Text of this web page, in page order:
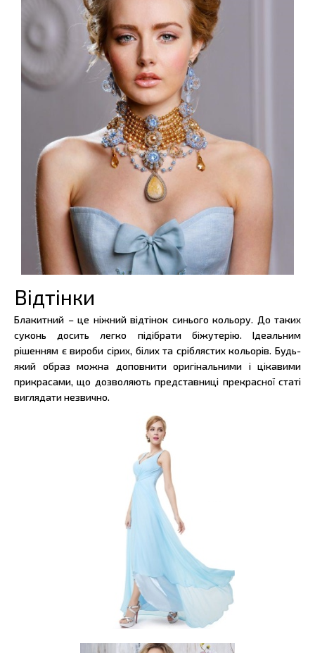
Відтінки
Блакитний – це ніжний відтінок синього кольору. До таких
суконь досить легко підібрати біжутерію. Ідеальним
рішенням є вироби сірих, білих та сріблястих кольорів. Будь-
який образ можна доповнити оригінальними і цікавими
прикрасами, що дозволяють представниці прекрасної статі
виглядати незвично.